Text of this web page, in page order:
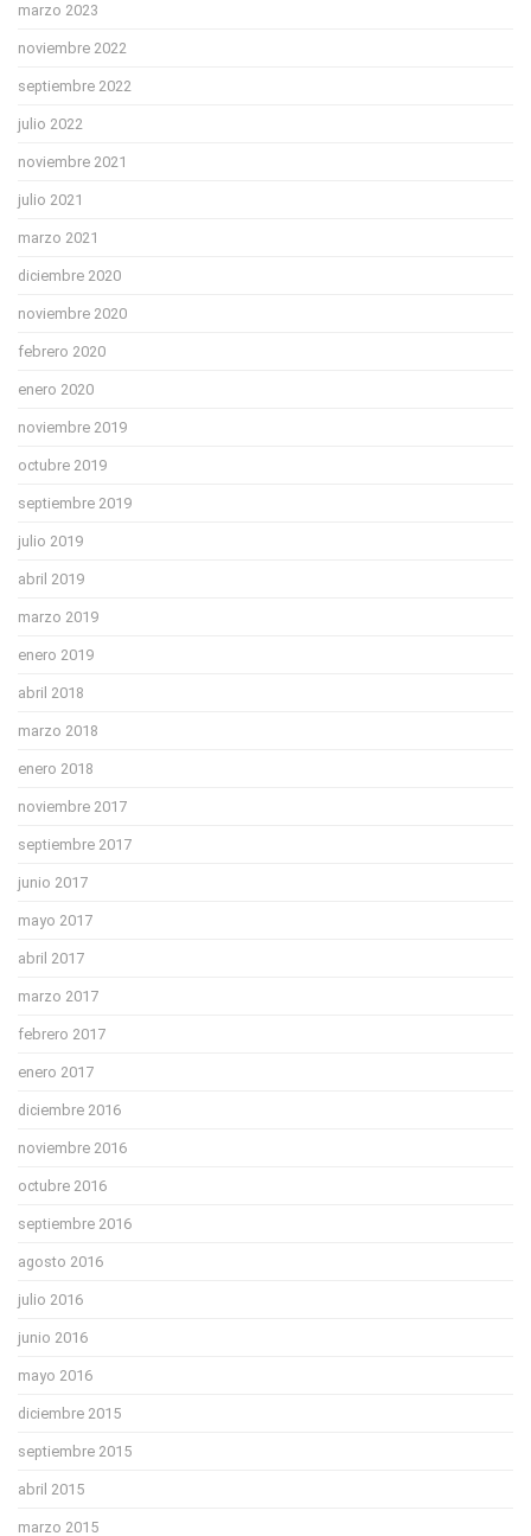
marzo 2023
noviembre 2022
septiembre 2022
julio 2022
noviembre 2021
julio 2021
marzo 2021
diciembre 2020
noviembre 2020
febrero 2020
enero 2020
noviembre 2019
octubre 2019
septiembre 2019
julio 2019
abril 2019
marzo 2019
enero 2019
abril 2018
marzo 2018
enero 2018
noviembre 2017
septiembre 2017
junio 2017
mayo 2017
abril 2017
marzo 2017
febrero 2017
enero 2017
diciembre 2016
noviembre 2016
octubre 2016
septiembre 2016
agosto 2016
julio 2016
junio 2016
mayo 2016
diciembre 2015
septiembre 2015
abril 2015
marzo 2015